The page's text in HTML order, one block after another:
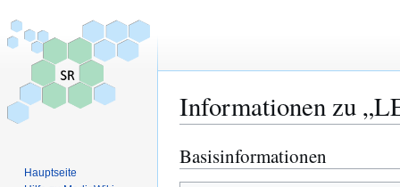
Informationen zu
Zur
Navigation
Zur
Suche
Basisinformationen
Hauptseite